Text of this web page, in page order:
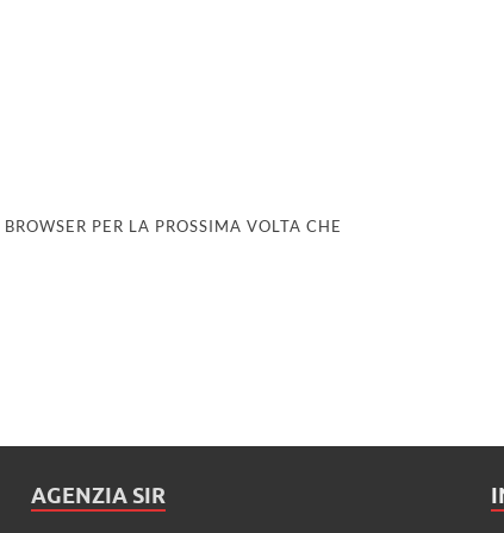
PER LA PROSSIMA VOLTA CHE
AGENZIA SIR